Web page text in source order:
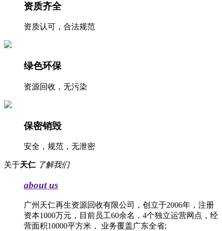
资质齐全
资质认可，合法规范
绿色环保
资源回收，无污染
保密销毁
安全，规范，无泄密
关于天仁 了解我们
about us
广州天仁再生资源回收有限公司，创立于2006年，注册
资本1000万元，目前员工60余名，4个独立运营网点，经
营面积10000平方米， 业务覆盖广东全省;